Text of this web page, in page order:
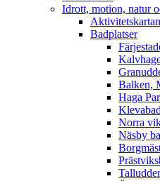
Idrott, motion, natur
Aktivitetskartan
Badplatser
Balken,
Haga
Norra
Näsby